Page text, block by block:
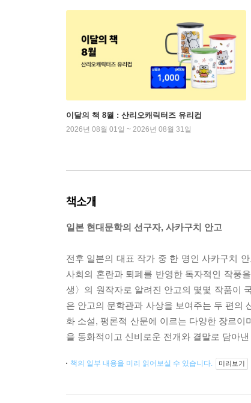
이달의 책 8월 : 산리오캐릭터즈 유리컵
2026년 08월 01일 ~ 2026년 08월 31일
책소개
일본 현대문학의 선구자, 사카구치 안고
전후 일본의 대표 작가 중 한 명인 사카구치
사회의 혼란과 퇴폐를 반영한 독자적인 작풍
생〉의 원작자로 알려진 안고의 몇몇 작품이
은 안고의 문학관과 사상을 보여주는 두 편의
화 소설, 평론적 산문에 이르는 다양한 장르
을 동화적이고 신비로운 전개와 결말로 담아
책의 일부 내용을 미리 읽어보실 수 있습니다. 미리보기